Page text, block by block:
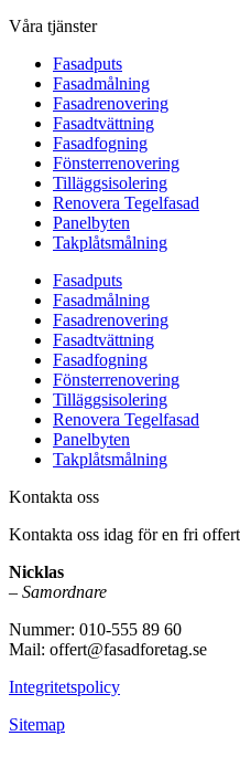
Våra tjänster
Fasadputs
Fasadmålning
Fasadrenovering
Fasadtvättning
Fasadfogning
Fönsterrenovering
Tilläggsisolering
Renovera Tegelfasad
Panelbyten
Takplåtsmålning
Fasadputs
Fasadmålning
Fasadrenovering
Fasadtvättning
Fasadfogning
Fönsterrenovering
Tilläggsisolering
Renovera Tegelfasad
Panelbyten
Takplåtsmålning
Kontakta oss
Kontakta oss idag för en fri
Nicklas
– Samordnare
Nummer: 010-555 89 60
Mail: offert@fasadforetag.se
Integritetspolicy
Sitemap